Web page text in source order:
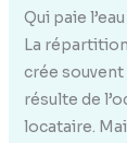
Qui paie
La
crée
résulte de
locataire.